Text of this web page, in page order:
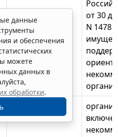
от 30
N 1478
данные
и обеспечения
можете
данных в
обработки.